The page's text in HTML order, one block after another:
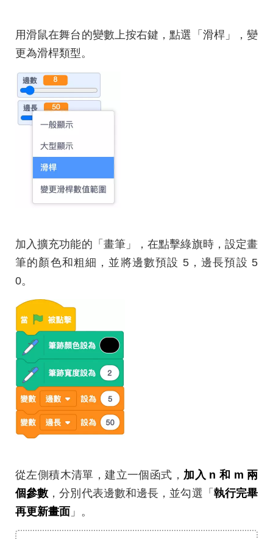
用滑鼠在舞台的變數上按右鍵，點選「滑桿」，變
更為滑桿類型。
加入擴充功能的「畫筆」，在點擊綠旗時，設定畫
筆的顏色和粗細，並將邊數預設 5，邊長預設 5
0。
從左側積木清單，建立一個函式， 加入 n 和 m 兩
個參數 ，分別代表邊數和邊長，並勾選「 執行完畢
再更新畫面 」。